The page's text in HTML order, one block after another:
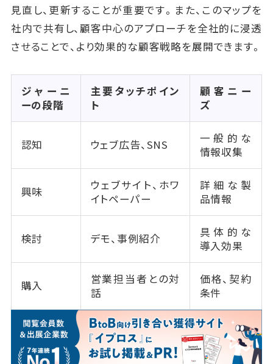
見直し、更新することが重要です。また、このマップを
社内で共有し、顧客中心のアプローチを全社的に浸透
させることで、より効果的な顧客戦略を展開できます。
ジャーニ
ーの段階
主要タッチポイン
ト
顧客ニー
ズ
認知 ウェブ広告、SNS
一般的な
情報収集
興味
ウェブサイト、ホワ
イトペーパー
詳細な製
品情報
検討 デモ、事例紹介
具体的な
導入効果
購入
営業担当者との対
話
価格、契約
条件